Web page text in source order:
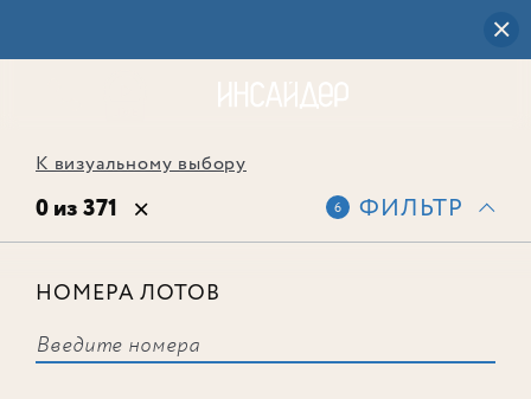
К визуальному выбору
0 из 371 6 ФИЛЬТР
НОМЕРА ЛОТОВ
соответствует ни одного лота